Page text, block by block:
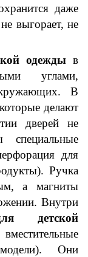
даже
выгорает, не
одежды в
углами,
В
делают
дверей не
для
. Ручка
а магниты
Внутри
детской
Они